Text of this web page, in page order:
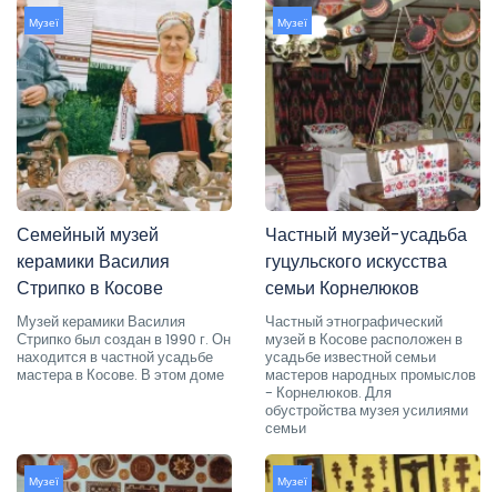
Музеї
Семейный музей
керамики Василия
Стрипко в Косове
Музей керамики Василия
Стрипко был создан в 1990 г. Он
находится в частной усадьбе
мастера в Косове. В этом доме
Музеї
Частный музей-усадьба
гуцульского искусства
семьи Корнелюков
Частный этнографический
музей в Косове расположен в
усадьбе известной семьи
мастеров народных промыслов
- Корнелюков. Для
обустройства музея усилиями
семьи
Музеї Музеї